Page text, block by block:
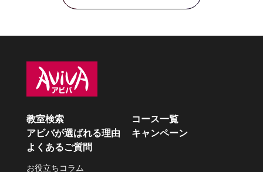
教室検索
コース一覧
アビバが選ばれる理由
キャンペーン
よくあるご質問
お役立ちコラム